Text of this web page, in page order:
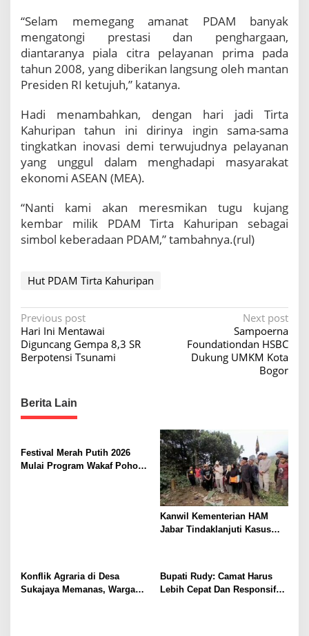
p
a
d
a
p
M
E
A
“Selam memegang amanat PDAM banyak
mengatongi prestasi dan penghargaan,
diantaranya piala citra pelayanan prima pada
tahun 2008, yang diberikan langsung oleh mantan
Presiden RI ketujuh,” katanya.
Hadi menambahkan, dengan hari jadi Tirta
Kahuripan tahun ini dirinya ingin sama-sama
tingkatkan inovasi demi terwujudnya pelayanan
yang unggul dalam menghadapi masyarakat
ekonomi ASEAN (MEA).
“Nanti kami akan meresmikan tugu kujang
kembar milik PDAM Tirta Kahuripan sebagai
simbol keberadaan PDAM,” tambahnya.(rul)
Hut PDAM Tirta Kahuripan
P
o
s
n
a
i
g
n
Previous post
Hari Ini Mentawai
Diguncang Gempa 8,3 SR
Berpotensi Tsunami
Next post
Sampoerna
Foundationdan HSBC
Dukung UMKM Kota
Bogor
Berita Lain
Festival Merah Putih 2026
Mulai Program Wakaf Pohon
Kanwil Kementerian HAM
Jabar Tindaklanjuti Kasus
Konflik Agraria di Desa
Sukajaya Memanas, Warga
Bupati Rudy: Camat Harus
Lebih Cepat Dan Responsif